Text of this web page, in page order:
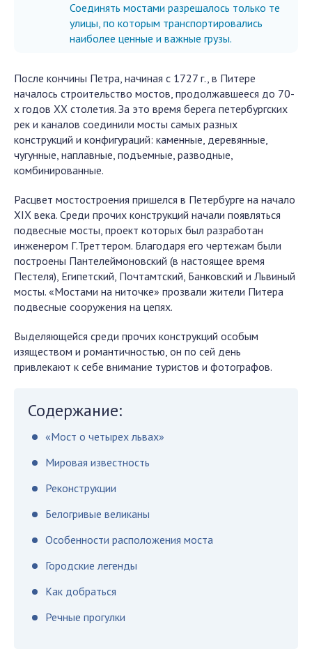
Соединять мостами разрешалось только те
улицы, по которым транспортировались
наиболее ценные и важные грузы.
После кончины Петра, начиная с 1727 г., в Питере
началось строительство мостов, продолжавшееся до 70-
х годов XX столетия. За это время берега петербургских
рек и каналов соединили мосты самых разных
конструкций и конфигураций: каменные, деревянные,
чугунные, наплавные, подъемные, разводные,
комбинированные.
Расцвет мостостроения пришелся в Петербурге на начало
XIX века. Среди прочих конструкций начали появляться
подвесные мосты, проект которых был разработан
инженером Г.Треттером. Благодаря его чертежам были
построены Пантелеймоновский (в настоящее время
Пестеля), Египетский, Почтамтский, Банковский и Львиный
мосты. «Мостами на ниточке» прозвали жители Питера
подвесные сооружения на цепях.
Выделяющейся среди прочих конструкций особым
изяществом и романтичностью, он по сей день
привлекают к себе внимание туристов и фотографов.
Содержание:
«Мост о четырех львах»
Мировая известность
Реконструкции
Белогривые великаны
Особенности расположения моста
Городские легенды
Как добраться
Речные прогулки